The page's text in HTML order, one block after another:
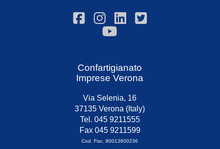
Confartigianato
Imprese Verona
Via Selenia, 16
37135 Verona (Italy)
Tel. 045 9211555
Fax 045 9211599
Cod. Fisc. 80013600236